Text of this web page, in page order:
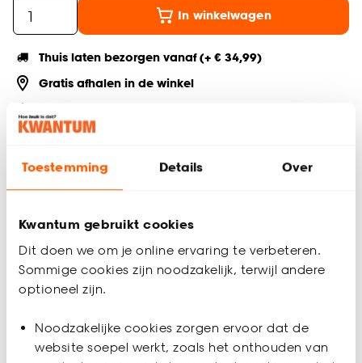
Toestemming Details Over
Kwantum gebruikt cookies
Dit doen we om je online ervaring te verbeteren.
Sommige cookies zijn noodzakelijk, terwijl andere
optioneel zijn.
Noodzakelijke cookies zorgen ervoor dat de
website soepel werkt, zoals het onthouden van
In winkelwagen
Thuis laten bezorgen vanaf (+ € 34,99)
Gratis afhalen in de winkel
Productomschrijving
Eiken houten plint van MDF. Lengte: 240 cm. Dikte: 1.3 cm.
Kleur: lichtgrijs.
Productspecificaties
Artikelnummer 0128516